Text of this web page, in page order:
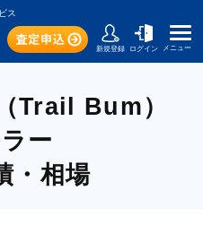
ス
新規登録 ログイン メニュー
Trail Bum）
ー
・相場